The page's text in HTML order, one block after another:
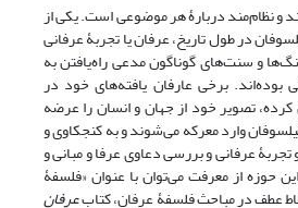
و نظام‌مند دربارۀ هر موضوعی است. یکی از
در طول تاریخ، عرفان یا تجربۀ عرفانی
و سنت‌های گوناگون مدعی راه‌یافتن به
بوده‌اند. برخی عارفان یافته‌های خود در
کرده، تصویر خود از جهان و انسان را عرضه
وارد معرکه می‌شوند و به کنجکاوی و
عرفانی و بررسی دعاوی عرفا و مبانی و
حوزه از معرفت می‌توان با عنوان «فلسفۀ
عطف در مباحث فلسفۀ عرفان، کتابعرفان